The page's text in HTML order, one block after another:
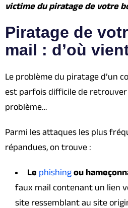
victime du piratage de votre
Piratage de
mail : d’où
Le problème du piratage d’un
est parfois difficile de retrouver
problème…
Parmi les attaques les plus
répandues, on trouve :
Le phishingou
faux mail contenant un lien
site ressemblant au site